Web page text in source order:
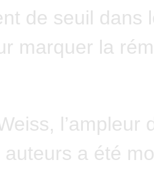
de seuil dans
marquer la
l’ampleur
auteurs a été